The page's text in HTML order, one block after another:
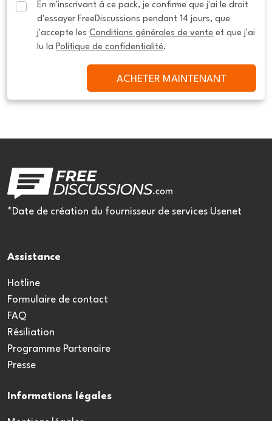
En m'inscrivant à ce pack, je confirme que j'ai le droit
d'essayer FreeDiscussions pendant 14 jours, que
j'accepte les Conditions générales de vente et que j'ai
lu la Politique de confidentialité.
ACHETER MAINTENANT
*Date de création du fournisseur de services Usenet
Assistance
Hotline
Formulaire de contact
FAQ
Résiliation
Programme Partenaire
Presse
Informations légales